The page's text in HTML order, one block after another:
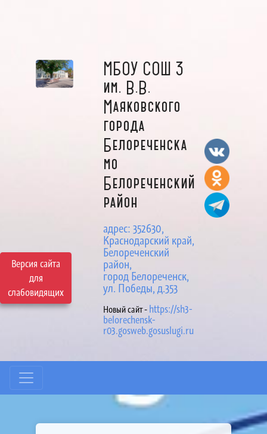
Версия сайта
для
слабовидящих
МБОУ СОШ 3
им. В.В.
Маяковского
города
Белореченска
мо
Белореченский
район
адрес: 352630,
Краснодарский край,
Белореченский
район,
город Белореченск,
ул. Победы, д.353
Новый сайт - https://sh3-
belorechensk-
r03.gosweb.gosuslugi.ru